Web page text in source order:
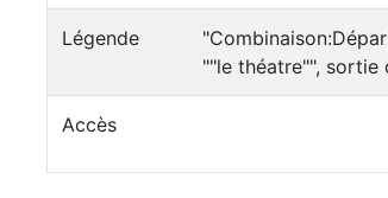
Légende
""le théatre"", sortie
Accès